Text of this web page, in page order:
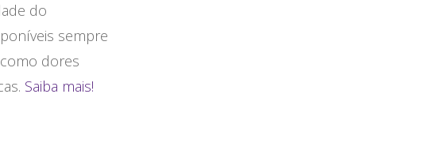
do
sempre
dores
Saiba mais!